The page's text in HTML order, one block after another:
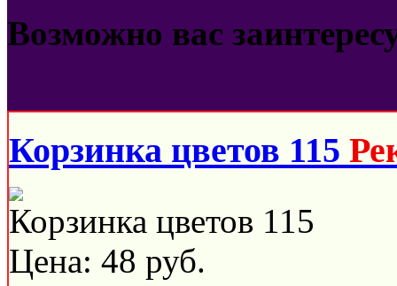
Возможно вас
Корзинка цветов 115
Корзинка цветов 115
Цена: 48 руб.